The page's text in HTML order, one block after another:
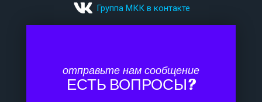
Группа МКК в контакте
отправьте нам сообщение
ЕСТЬ ВОПРОСЫ?